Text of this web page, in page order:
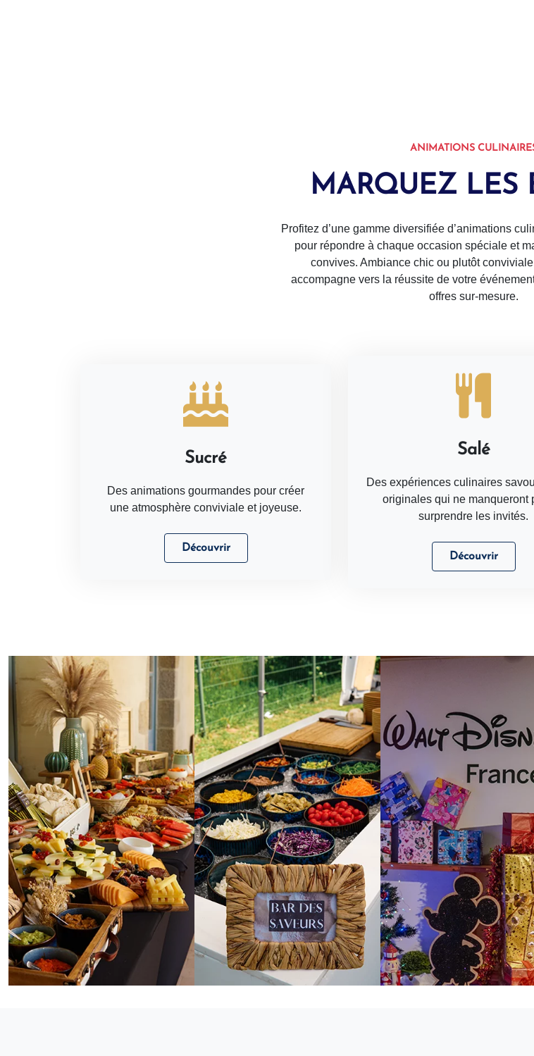
ANIMATIONS
MARQUEZ LES
Profitez d’une gamme diversifiée d’animations
pour répondre à chaque occasion spéciale et
convives. Ambiance chic ou plutôt
accompagne vers la réussite de votre
offres sur-mesure.
Sucré
Des animations gourmandes pour créer
une atmosphère conviviale et joyeuse.
Découvrir
Salé
Des expériences culinaires
originales qui ne manqueront
surprendre les invités.
Découvrir